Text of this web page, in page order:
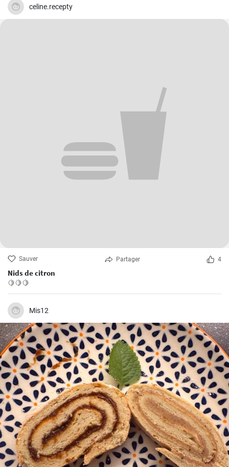
celine.recepty
Sauver Partager 4
Nids de citron
🍋🍋🍋
Mis12